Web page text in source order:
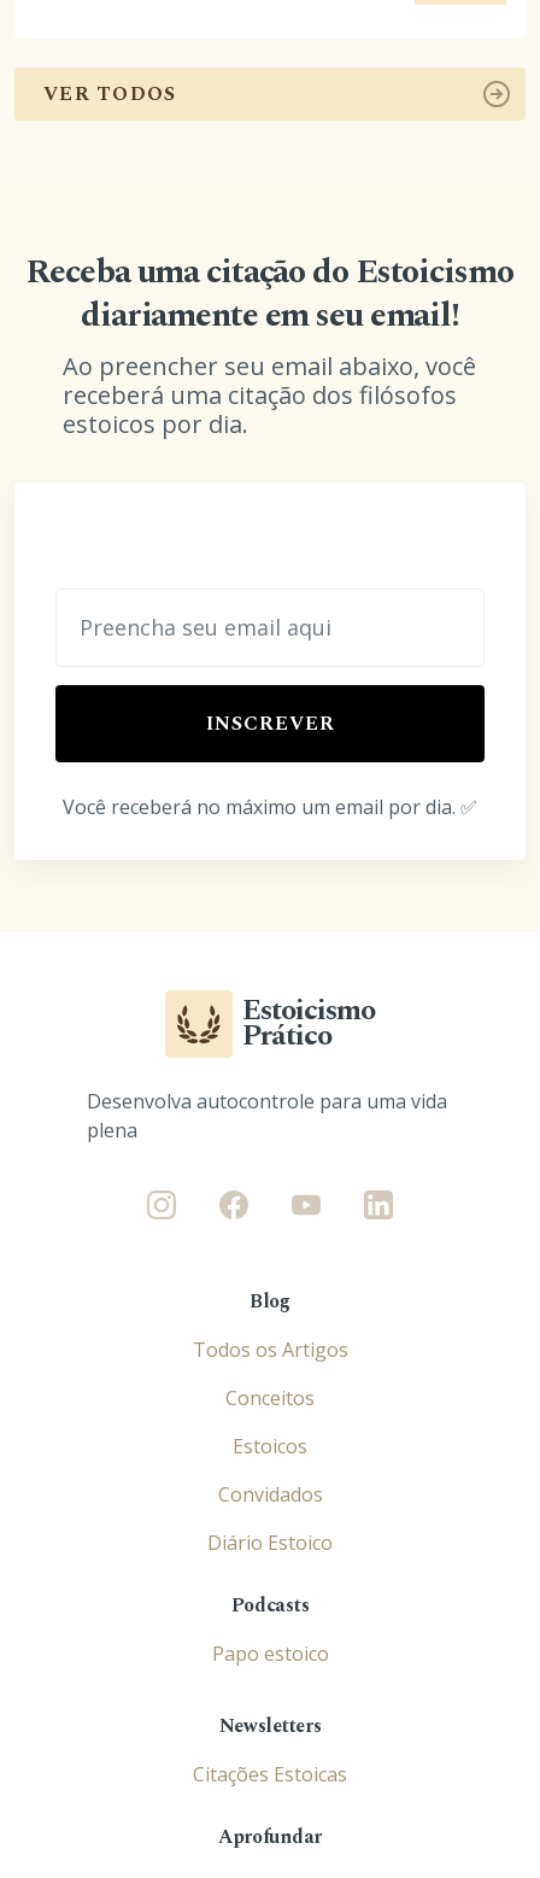
VER TODOS
Receba uma citação do Estoicismo
diariamente em seu email!
Ao preencher seu email abaixo, você
receberá uma citação dos filósofos
estoicos por dia.
INSCREVER
Você receberá no máximo um email por dia. ✅
Estoicismo
Prático
Desenvolva autocontrole para uma vida
plena
Blog
Todos os Artigos
Conceitos
Estoicos
Convidados
Diário Estoico
Podcasts
Papo estoico
Newsletters
Citações Estoicas
Aprofundar